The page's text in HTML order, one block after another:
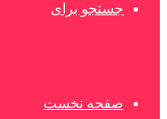
جستجو برای
صفحه نخست